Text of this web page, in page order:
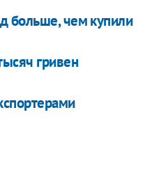
больше, чем купили
гривен